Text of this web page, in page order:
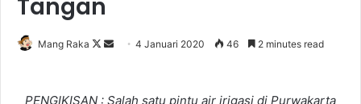
Tangan
Mang Raka
Follow
Send4 Januari 2020 46 2 minutes read
PENGIKISAN : Salah satu pintu air irigasi di Purwakarta